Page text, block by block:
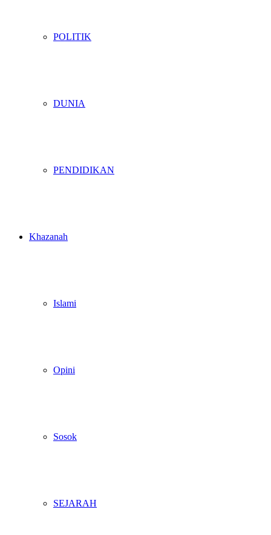
POLITIK
DUNIA
PENDIDIKAN
Khazanah
Islami
Opini
Sosok
SEJARAH